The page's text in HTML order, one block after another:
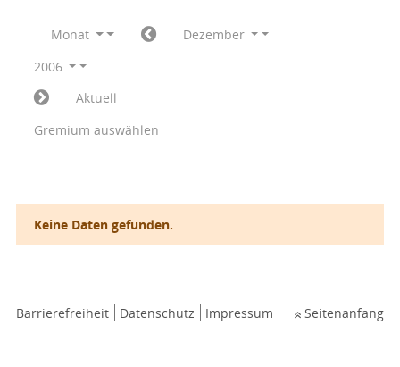
Monat
Dezember
2006
Aktuell
Gremium auswählen
Keine Daten gefunden.
Barrierefreiheit Datenschutz Impressum Seitenanfang